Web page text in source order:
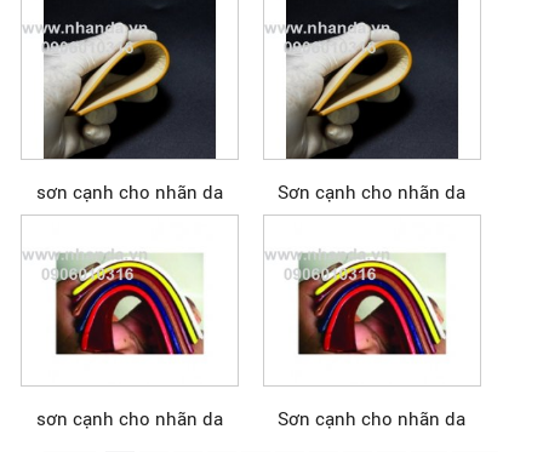
sơn cạnh cho nhãn da Sơn cạnh cho nhãn da
sơn cạnh cho nhãn da Sơn cạnh cho nhãn da